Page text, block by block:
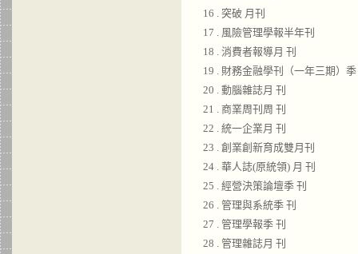
16 . 突破 月刊
17 . 風險管理學報半年刊
18 . 消費者報導月 刊
19 . 財務金融學刊（一年三期）季
20 . 動腦雜誌月 刊
21 . 商業周刊周 刊
22 . 統一企業月 刊
23 . 創業創新育成雙月刊
24 . 華人誌(原統領) 月 刊
25 . 經營決策論壇季 刊
26 . 管理與系統季 刊
27 . 管理學報季 刊
28 . 管理雜誌月 刊